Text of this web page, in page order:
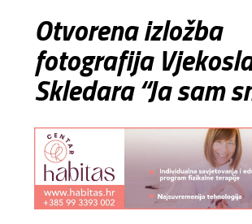
Otvorena izložba
fotografija
Skledara “Ja sam